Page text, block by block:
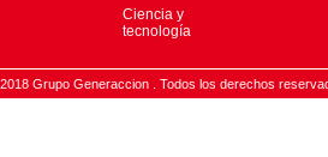
Ciencia y
tecnología
2018 Grupo Generaccion . Todos los derechos